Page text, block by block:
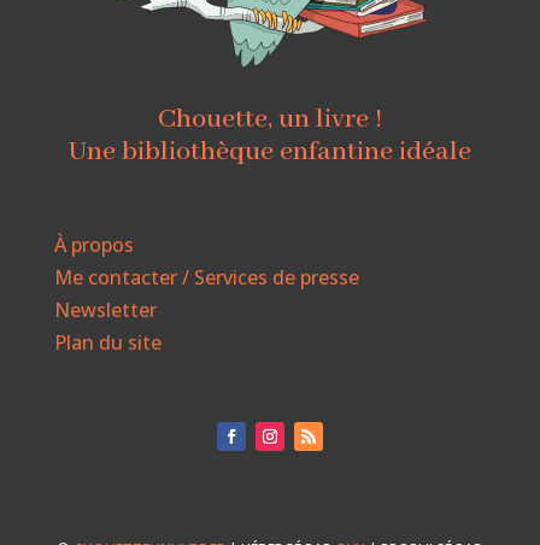
Chouette, un livre !
Une bibliothèque enfantine idéale
À propos
Me contacter / Services de presse
Newsletter
Plan du site